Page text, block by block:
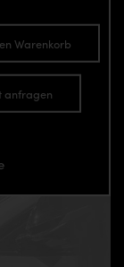
Warenkorb
anfragen